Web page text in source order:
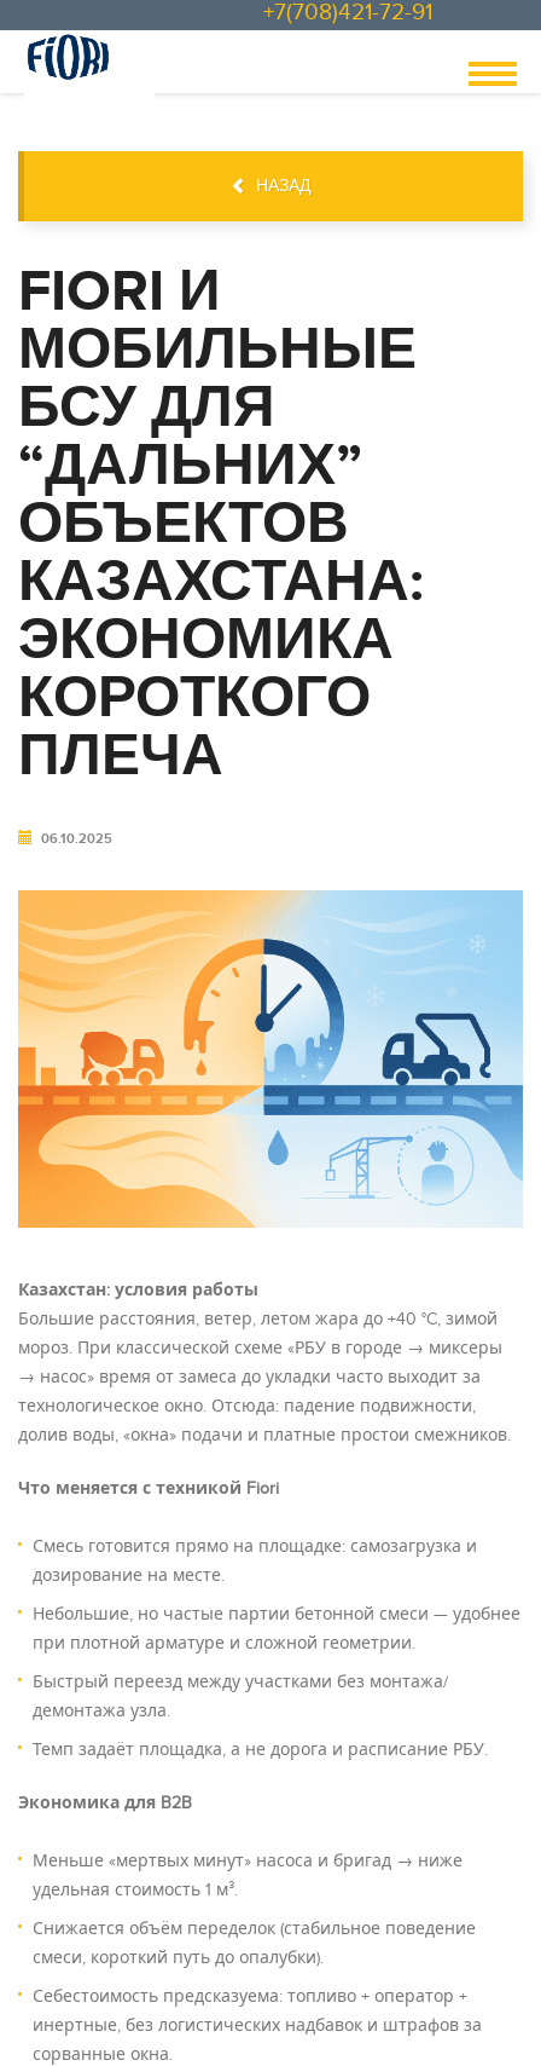
+7(708)421-72-91
НАЗАД
FIORI И
МОБИЛЬНЫЕ
БСУ ДЛЯ
“ДАЛЬНИХ”
ОБЪЕКТОВ
КАЗАХСТАНА:
ЭКОНОМИКА
КОРОТКОГО
ПЛЕЧА
06.10.2025
Казахстан: условия работы
Большие расстояния, ветер, летом жара до +40 °C, зимой
мороз. При классической схеме «РБУ в городе → миксеры
→ насос» время от замеса до укладки часто выходит за
технологическое окно. Отсюда: падение подвижности,
долив воды, «окна» подачи и платные простои смежников.
Что меняется с техникой Fiori
Смесь готовится прямо на площадке: самозагрузка и
дозирование на месте.
Небольшие, но частые партии бетонной смеси — удобнее
при плотной арматуре и сложной геометрии.
Быстрый переезд между участками без монтажа/
демонтажа узла.
Темп задаёт площадка, а не дорога и расписание РБУ.
Экономика для B2B
Меньше «мертвых минут» насоса и бригад → ниже
удельная стоимость 1 м³.
Снижается объём переделок (стабильное поведение
смеси, короткий путь до опалубки).
Себестоимость предсказуема: топливо + оператор +
инертные, без логистических надбавок и штрафов за
сорванные окна.